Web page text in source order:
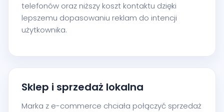
telefonów oraz niższy koszt kontaktu dzięki
lepszemu dopasowaniu reklam do intencji
użytkownika.
Sklep i sprzedaż lokalna
Marka z e-commerce chciała połączyć sprzedaż